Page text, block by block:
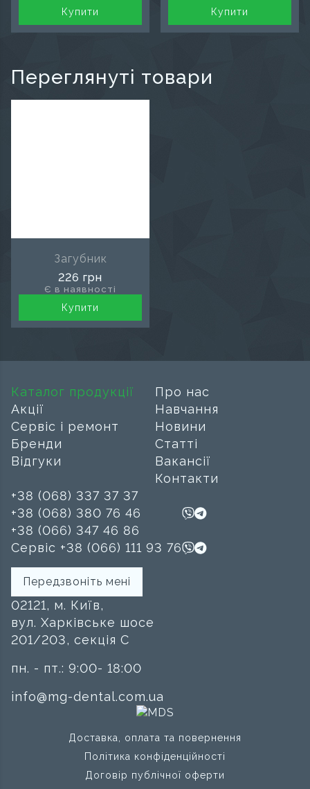
Купити
Купити
Переглянуті товари
Загубник
226 грн
Є в наявності
Купити
Доставка, оплата та повернення
Політика конфіденційності
Договір публічної оферти
Каталог продукції
Акції
Сервіс і ремонт
Бренди
Відгуки
Про нас
Навчання
Новини
Статті
Вакансії
Контакти
+38 (068) 337 37 37
+38 (068) 380 76 46
+38 (066) 347 46 86
Сервіс +38 (066) 111 93 76
Передзвоніть мені
02121, м. Київ,
вул. Харківське шосе
201/203, секція C
пн. - пт.: 9:00- 18:00
info@mg-dental.com.ua